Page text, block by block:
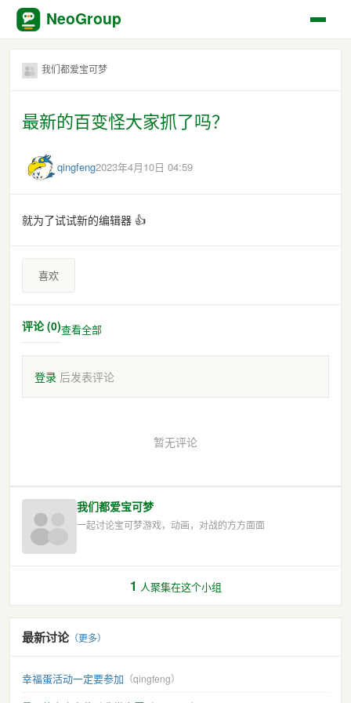
NeoGroup
我们都爱宝可梦
最新的百变怪大家抓了吗？
qingfeng2023年4月10日 04:59
就为了试试新的编辑器 👍
喜欢
评论 (0)查看全部
登录 后发表评论
暂无评论
我们都爱宝可梦
一起讨论宝可梦游戏，动画，对战的方方面面
1 人聚集在这个小组
最新讨论（更多）
幸福蛋活动一定要参加 （qingfeng）